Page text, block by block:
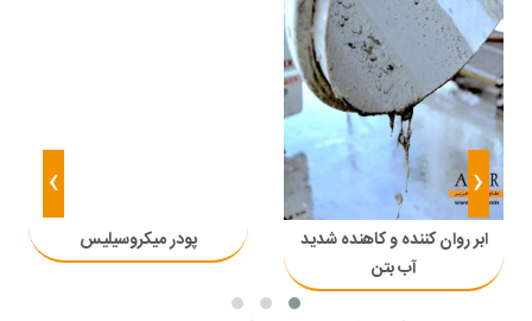
ابر روان کننده و کاهنده شدید
آب بتن
پودر میکروسیلیس
‹
›